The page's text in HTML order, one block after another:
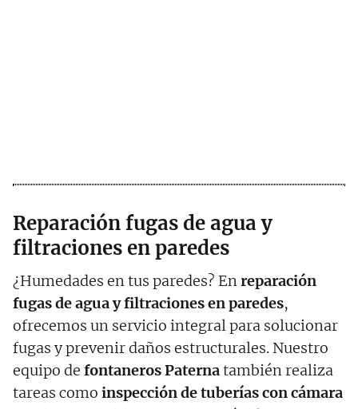
Reparación fugas de agua y
filtraciones en paredes
¿Humedades en tus paredes? Enreparación
fugas de agua y filtraciones en paredes,
ofrecemos un servicio integral para solucionar
fugas y prevenir daños estructurales. Nuestro
equipo de fontanerosPaternatambién realiza
tareas como inspección de tuberías con cámara